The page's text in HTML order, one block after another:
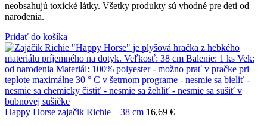
neobsahujú toxické látky. Všetky produkty sú vhodné pre deti od
narodenia.
Pridať do košíka
Happy Horse zajačik Richie – 38 cm 16,69 €